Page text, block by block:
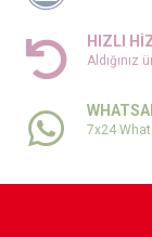
HIZLI
7x24